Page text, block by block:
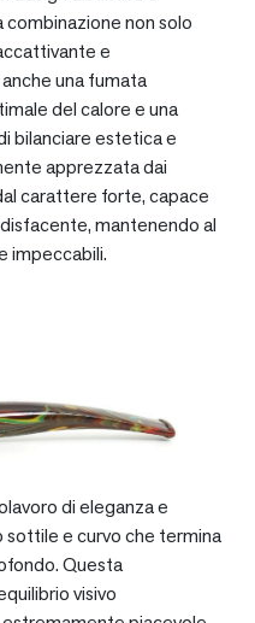
combinazione non solo
e
una fumata
del calore e una
bilanciare estetica e
apprezzata dai
carattere forte, capace
mantenendo al
impeccabili.
di eleganza e
e curvo che termina
Questa
visivo